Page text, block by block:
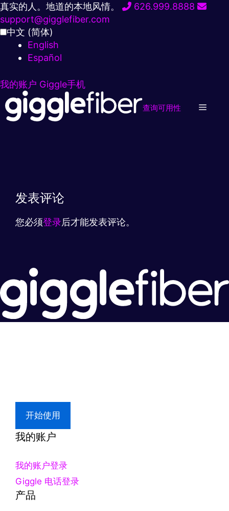
跳
到
内
真实的人。地道的本地风情。
626.999.8888
support@gigglefiber.com
中文 (简体)
English
Español
我的账户 Giggle手机
查询可用性
发表评论
您必须登录后才能发表评论。
开始使用
我的账户
我的账户登录
Giggle 电话登录
产品